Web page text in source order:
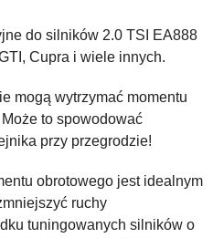
do silników 2.0 TSI EA888
Cupra i wiele innych.
mogą wytrzymać momentu
Może to spowodować
przy przegrodzie!
obrotowego jest idealnym
ruchy
tuningowanych silników o